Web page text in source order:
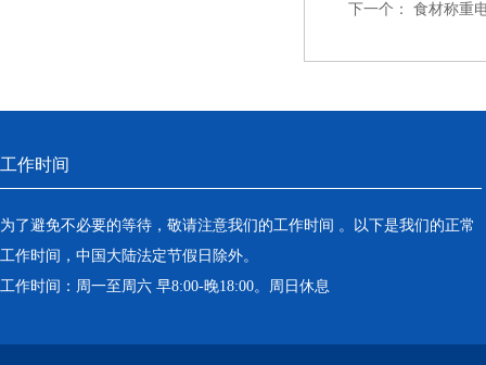
下一个：
食材称重
工作时间
为了避免不必要的等待，敬请注意我们的工作时间 。以下是我们的正常
工作时间，中国大陆法定节假日除外。
工作时间：周一至周六 早8:00-晚18:00。周日休息